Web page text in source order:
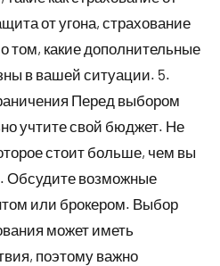
от угона, страхование
том, какие дополнительные
в вашей ситуации. 5.
Перед выбором
учтите свой бюджет. Не
стоит больше, чем вы
Обсудите возможные
или брокером. Выбор
может иметь
поэтому важно